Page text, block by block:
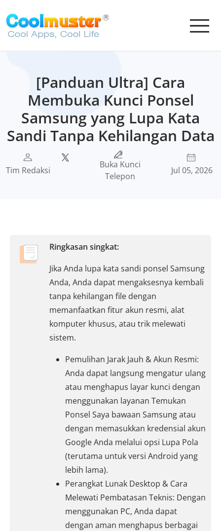
[Panduan Ultra] Cara
Membuka Kunci Ponsel
Samsung yang Lupa Kata
Sandi Tanpa Kehilangan Data
Tim Redaksi
Buka Kunci
Telepon
Jul 05, 2026
Ringkasan singkat:
Jika Anda lupa kata sandi ponsel Samsung
Anda, Anda dapat mengaksesnya kembali
tanpa kehilangan file dengan
memanfaatkan fitur akun resmi, alat
komputer khusus, atau trik melewati
sistem.
Pemulihan Jarak Jauh & Akun Resmi:
Anda dapat langsung mengatur ulang
atau menghapus layar kunci dengan
menggunakan layanan Temukan
Ponsel Saya bawaan Samsung atau
dengan memasukkan kredensial akun
Google Anda melalui opsi Lupa Pola
(terutama untuk versi Android yang
lebih lama).
Perangkat Lunak Desktop & Cara
Melewati Pembatasan Teknis: Dengan
menggunakan PC, Anda dapat
dengan aman menghapus berbagai